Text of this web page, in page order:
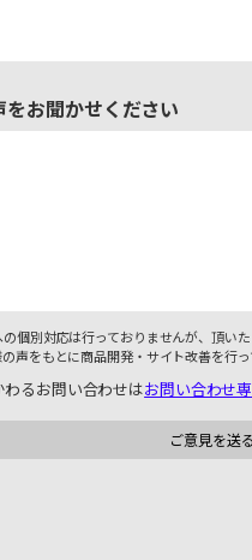
をお聞かせください
の個別対応は行っておりませんが、頂い
声をもとに商品開発・サイト改善を行っ
わるお問い合わせはお問い合わせ